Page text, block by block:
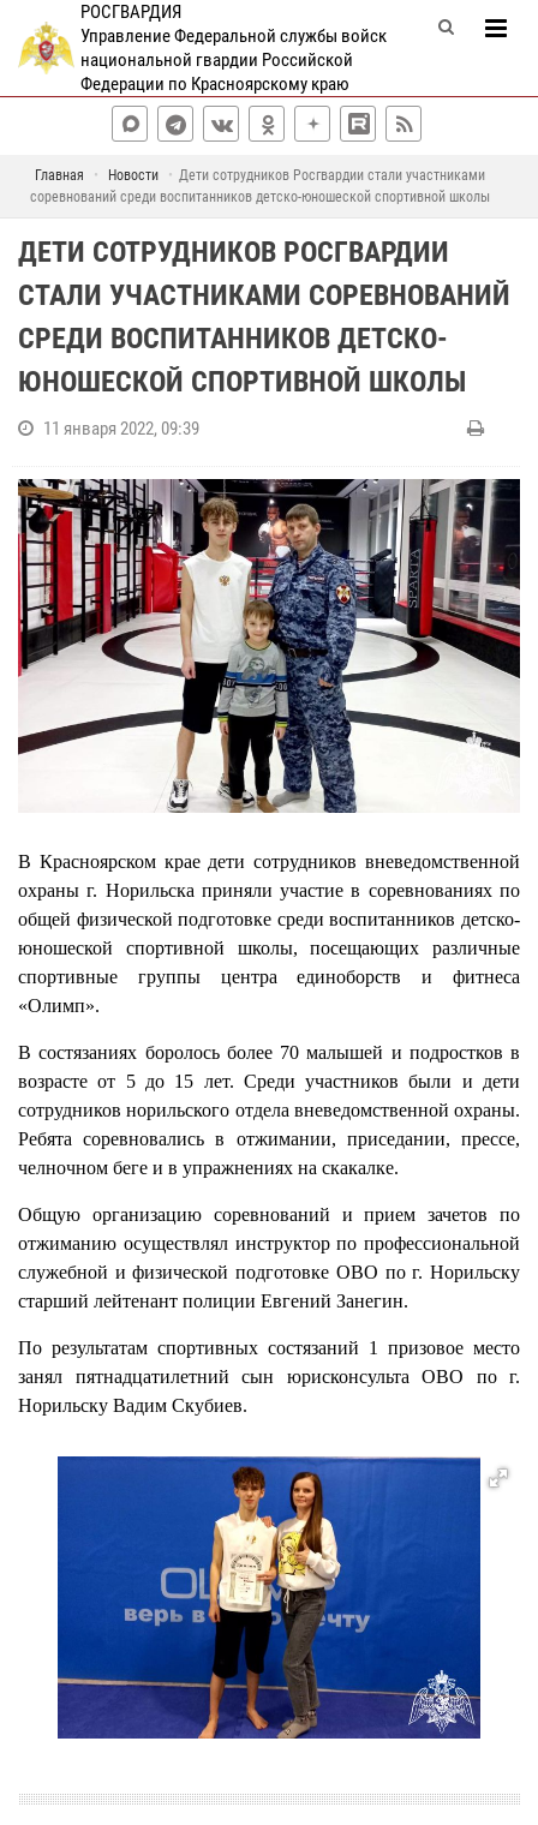
РОСГВАРДИЯ
Управление Федеральной службы войск
национальной гвардии Российской
Федерации по Красноярскому краю
Главная Новости
Дети сотрудников Росгвардии стали участниками
соревнований среди воспитанников детско-юношеской спортивной школы
ДЕТИ СОТРУДНИКОВ РОСГВАРДИИ
СТАЛИ УЧАСТНИКАМИ СОРЕВНОВАНИЙ
СРЕДИ ВОСПИТАННИКОВ ДЕТСКО-
ЮНОШЕСКОЙ СПОРТИВНОЙ ШКОЛЫ
11 января 2022, 09:39
В Красноярском крае дети сотрудников вневедомственной
охраны г. Норильска приняли участие в соревнованиях по
общей физической подготовке среди воспитанников детско-
юношеской спортивной школы, посещающих различные
спортивные группы центра единоборств и фитнеса
«Олимп».
В состязаниях боролось более 70 малышей и подростков в
возрасте от 5 до 15 лет. Среди участников были и дети
сотрудников норильского отдела вневедомственной охраны.
Ребята соревновались в отжимании, приседании, прессе,
челночном беге и в упражнениях на скакалке.
Общую организацию соревнований и прием зачетов по
отжиманию осуществлял инструктор по профессиональной
служебной и физической подготовке ОВО по г. Норильску
старший лейтенант полиции Евгений Занегин.
По результатам спортивных состязаний 1 призовое место
занял пятнадцатилетний сын юрисконсульта ОВО по г.
Норильску Вадим Скубиев.